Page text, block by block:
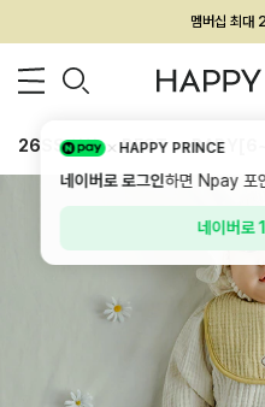
회원전용 아울렛,
멤버십 최
26SS 신상 BEST
HAPPY PRINCE
네이버로 로그인하면 Npay 포
네이버로